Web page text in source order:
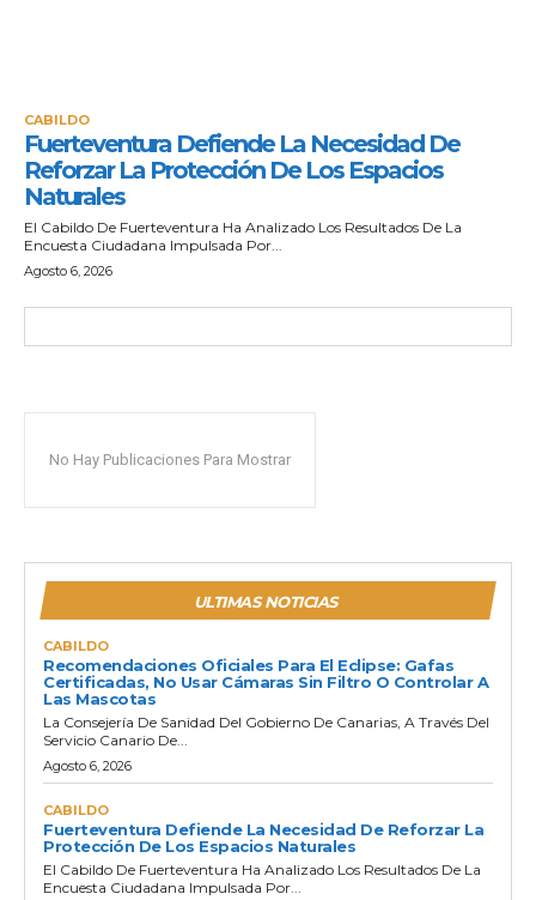
CABILDO
Fuerteventura Defiende La Necesidad De
Reforzar La Protección De Los Espacios
Naturales
El Cabildo De Fuerteventura Ha Analizado Los Resultados De La
Encuesta Ciudadana Impulsada Por...
Agosto 6, 2026
No Hay Publicaciones Para Mostrar
ULTIMAS NOTICIAS
CABILDO
Recomendaciones Oficiales Para El Eclipse: Gafas
Certificadas, No Usar Cámaras Sin Filtro O Controlar A
Las Mascotas
La Consejería De Sanidad Del Gobierno De Canarias, A Través Del
Servicio Canario De...
Agosto 6, 2026
CABILDO
Fuerteventura Defiende La Necesidad De Reforzar La
Protección De Los Espacios Naturales
El Cabildo De Fuerteventura Ha Analizado Los Resultados De La
Encuesta Ciudadana Impulsada Por...